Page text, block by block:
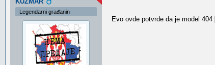
Legendarni građanin
Evo ovde potvrde da je model 404